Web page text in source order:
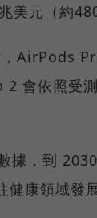
美元（約
AirPods
會依照受
，到
康領域發